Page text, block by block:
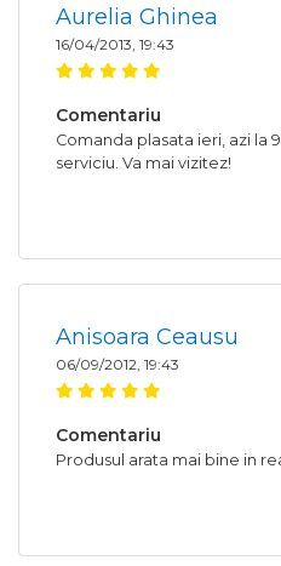
Aurelia Ghinea
16/04/2013, 19:43
Comentariu
Comanda plasata ieri, azi la
serviciu. Va mai vizitez!
Anisoara Ceausu
06/09/2012, 19:43
Comentariu
Produsul arata mai bine in